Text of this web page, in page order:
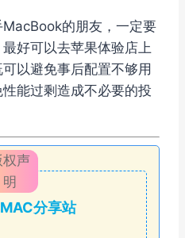
的朋友，一定要
好可以去苹果体验店上
以避免事后配置不够用
能过剩造成不必要的投
权声
明
分享站